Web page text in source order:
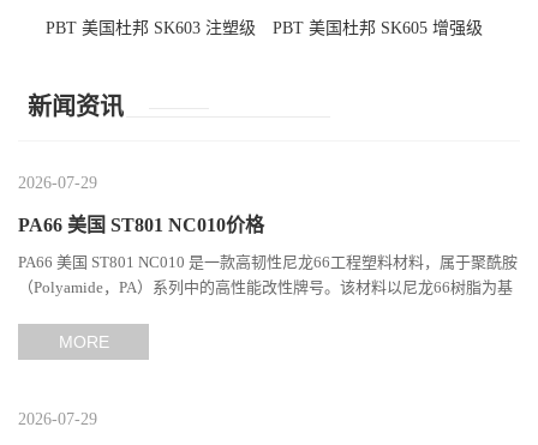
PBT 美国杜邦 SK603 注塑级
PBT 美国杜邦 SK605 增强级
新闻资讯
2026-07-29
PA66 美国 ST801 NC010价格
PA66 美国 ST801 NC010 是一款高韧性尼龙66工程塑料材料，属于聚酰胺
（Polyamide，PA）系列中的高性能改性牌号。该材料以尼龙66树脂为基
MORE
2026-07-29